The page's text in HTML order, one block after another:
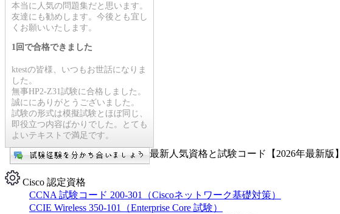
本当に人気の問題集だと思います。
友達にも勧めします。今後とも宜し
くお願いいたします。
1回で合格できました
ktestの皆様、いつもお世話になりま
した。
無事HP2-Z31試験に合格しました。
誠ににありがとうございました。
試験の形式は模擬試験とほぼ同じ、
即役立つ内容ばかりでした。とても
よいテキストで満足です。
最新人気資格と試験コード【2026年最新版】
Cisco 認定資格
CCNA 試験コード 200-301（Ciscoネットワーク基礎対策）
CCIE Wireless 350-101（Enterprise Core 試験）